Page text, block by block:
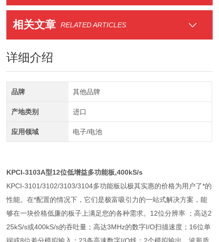
相关文章 RELATED ARTICLES
详细介绍
品牌 其他品牌
产地类别 进口
应用领域 电子/电池
KPCI-3103A型12位低增益多功能板,400kS/s
KPCI-3101/3102/3103/3104多功能板以极其实惠的价格为用户了*的
性能。在*配置的情况下，它们是极富吸引力的一站式解决方案，能
够在一块价格低廉的板子上满足您的各种需求。12位分辨率 ；高达2
25kS/s或400kS/s的吞吐量；高达3MHz的数字I/O扫描速度；16位单